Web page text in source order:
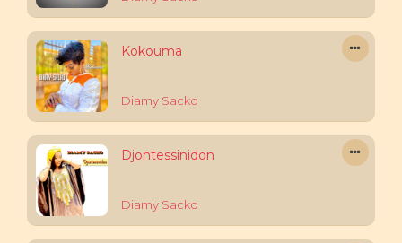
Kokouma
Diamy Sacko
Djontessinidon
Diamy Sacko